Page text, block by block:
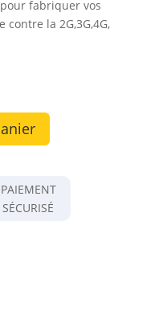
fabriquer vos
la 2G,3G,4G,
PAIEMENT
SÉCURISÉ